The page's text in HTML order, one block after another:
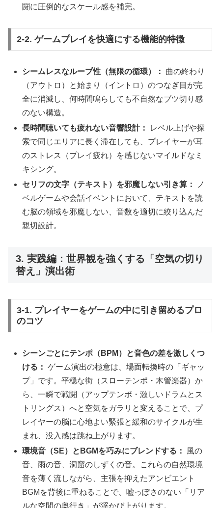
闘に圧倒的なスケール感を補完。
2-2. ゲームプレイを快適にする機能的特徴
シームレスなループ性（無限の循環）：
曲の終わり
（アウトロ）と始まり（イントロ）のつなぎ目が完
全に消滅し、何時間鳴らしても不自然なブツ切り感
のない構造。
長時間聴いても疲れない音響設計：
レベル上げや探
索で同じエリアに長く滞在しても、プレイヤーが耳
のストレス（プレイ疲れ）を感じないマイルドなミ
キシング。
セリフの文字（テキスト）を邪魔しない引き算：
ノ
ベルゲームや会話イベントにおいて、テキストを読
む脳の領域を邪魔しない、音数を適切に絞り込んだ
親切設計。
3. 実践編：世界観を強くする「空気の切り
替え」演出術
3-1. プレイヤーをゲームの中に引き留めるプロ
のコツ
シーンごとにテンポ（BPM）と音色の差を激しくつ
ける： ゲーム演出の極意は、場面転換時の「ギャッ
プ」です。平穏な街（スローテンポ・木管楽器）か
ら、一瞬で戦闘（アップテンポ・激しいドラムとス
トリングス）へと空気をガラリと変えることで、プ
レイヤーの脳に心地よい緊張と緩和のサイクルが生
まれ、没入感は跳ね上がります。
環境音（SE）とBGMを巧みにブレンドする：
風の
音、雨の音、洞窟のしずくの音。これらの自然環境
音を薄く流しながら、主張を抑えたアンビエント
BGMを背後に重ねることで、嘘っぽさのない「リア
ルな空間の奥行き」が浮かび上がります。